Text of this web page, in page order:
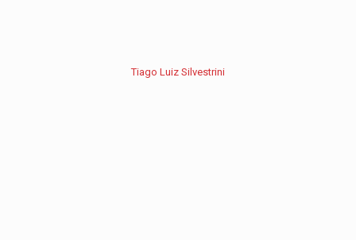
Tiago Luiz Silvestrini